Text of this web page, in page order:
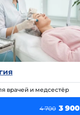
врачей и медсестёр
4 700 3 900